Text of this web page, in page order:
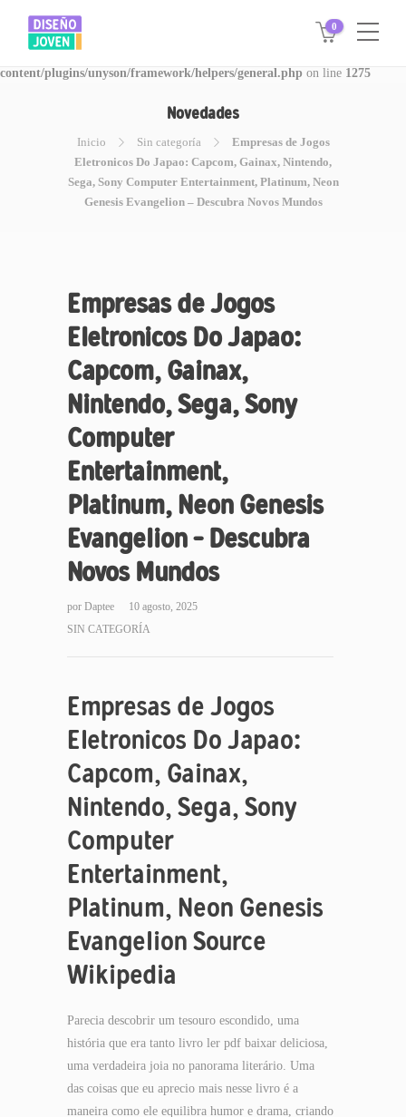
Warning: Invalid argument supplied for foreach() in
/www/disegnojoven.com.ar/htdocs/wp-
content/plugins/unyson/framework/helpers/general.php on line 1275
0
Novedades
Inicio Sin categoría
Empresas de Jogos
Eletronicos Do Japao: Capcom, Gainax, Nintendo,
Sega, Sony Computer Entertainment, Platinum, Neon
Genesis Evangelion – Descubra Novos Mundos
Empresas de Jogos
Eletronicos Do Japao:
Capcom, Gainax,
Nintendo, Sega, Sony
Computer
Entertainment,
Platinum, Neon Genesis
Evangelion – Descubra
Novos Mundos
por Daptee
10 agosto, 2025
SIN CATEGORÍA
Empresas de Jogos
Eletronicos Do Japao:
Capcom, Gainax,
Nintendo, Sega, Sony
Computer
Entertainment,
Platinum, Neon Genesis
Evangelion Source
Wikipedia
Parecia descobrir um tesouro escondido, uma
história que era tanto livro ler pdf baixar deliciosa,
uma verdadeira joia no panorama literário. Uma
das coisas que eu aprecio mais nesse livro é a
maneira como ele equilibra humor e drama, criando